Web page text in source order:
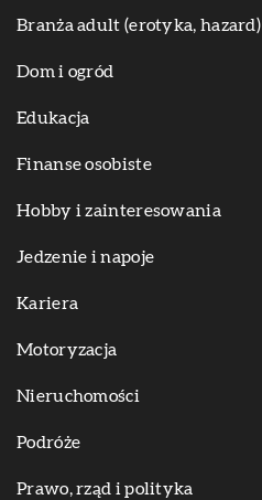
Branża adult (erotyka, hazard)
Dom i ogród
Edukacja
Finanse osobiste
Hobby i zainteresowania
Jedzenie i napoje
Kariera
Motoryzacja
Nieruchomości
Podróże
Prawo, rząd i polityka